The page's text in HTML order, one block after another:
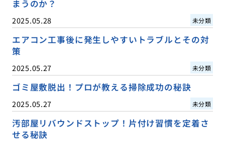
まうのか？
2025.05.28 未分類
エアコン工事後に発生しやすいトラブルとその対
策
2025.05.27 未分類
ゴミ屋敷脱出！プロが教える掃除成功の秘訣
2025.05.27 未分類
汚部屋リバウンドストップ！片付け習慣を定着さ
せる秘訣